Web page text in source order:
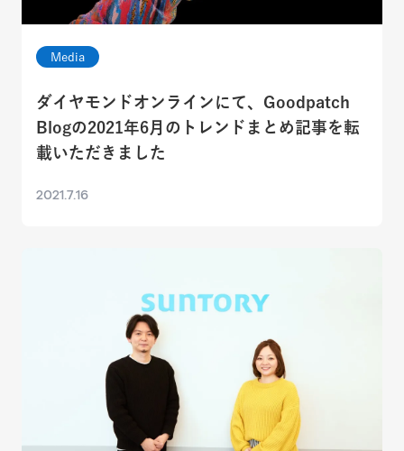
Media
ダイヤモンドオンラインにて、Goodpatch
Blogの2021年6月のトレンドまとめ記事を転
載いただきました
2021.7.16